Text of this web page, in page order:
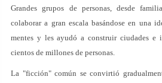
Grandes grupos de personas, desde
colaborar a gran escala basándose en una
mentes y les ayudó a construir ciudades e
cientos de millones de personas.
La "ficción" común se convirtió